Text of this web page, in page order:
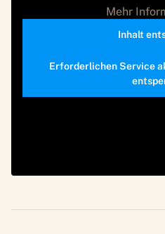
Mehr
Inhalt
Erforderlichen Service